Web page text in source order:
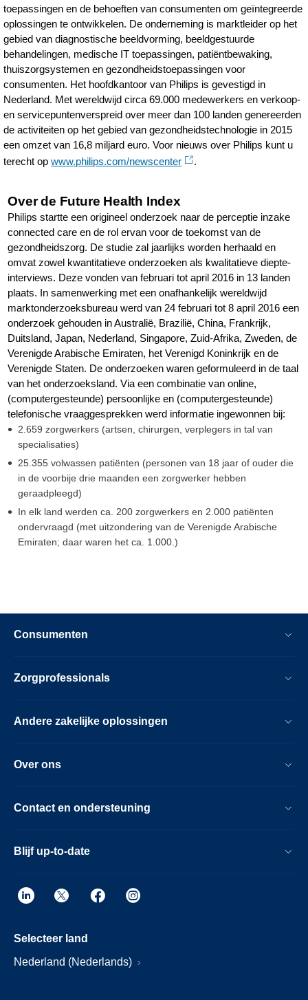
toepassingen en de behoeften van consumenten om geïntegreerde
oplossingen te ontwikkelen. De onderneming is marktleider op het
gebied van diagnostische beeldvorming, beeldgestuurde
behandelingen, medische IT toepassingen, patiëntbewaking,
thuiszorgsystemen en gezondheidstoepassingen voor
consumenten. Het hoofdkantoor van Philips is gevestigd in
Nederland. Met wereldwijd circa 69.000 medewerkers en verkoop-
en servicepuntenverspreid over meer dan 100 landen genereerden
de activiteiten op het gebied van gezondheidstechnologie in 2015
een omzet van 16,8 miljard euro. Voor nieuws over Philips kunt u
terecht opwww.philips.com/newscenter .
Over de Future Health Index
Philips startte een origineel onderzoek naar de perceptie inzake
connected care en de rol ervan voor de toekomst van de
gezondheidszorg. De studie zal jaarlijks worden herhaald en
omvat zowel kwantitatieve onderzoeken als kwalitatieve diepte-
interviews. Deze vonden van februari tot april 2016 in 13 landen
plaats. In samenwerking met een onafhankelijk wereldwijd
marktonderzoeksbureau werd van 24 februari tot 8 april 2016 een
onderzoek gehouden in Australië, Brazilië, China, Frankrijk,
Duitsland, Japan, Nederland, Singapore, Zuid-Afrika, Zweden, de
Verenigde Arabische Emiraten, het Verenigd Koninkrijk en de
Verenigde Staten. De onderzoeken waren geformuleerd in de taal
van het onderzoeksland. Via een combinatie van online,
(computergesteunde) persoonlijke en (computergesteunde)
telefonische vraaggesprekken werd informatie ingewonnen bij:
2.659 zorgwerkers (artsen, chirurgen, verplegers in tal van
specialisaties)
25.355 volwassen patiënten (personen van 18 jaar of ouder die
in de voorbije drie maanden een zorgwerker hebben
geraadpleegd)
In elk land werden ca. 200 zorgwerkers en 2.000 patiënten
ondervraagd (met uitzondering van de Verenigde Arabische
Emiraten; daar waren het ca. 1.000.)
Consumenten
Zorgprofessionals
Andere zakelijke oplossingen
Over ons
Contact en ondersteuning
Blijf up-to-date
Selecteer land
Nederland (Nederlands)